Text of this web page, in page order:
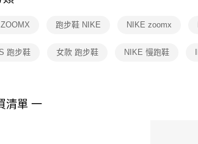
跑步鞋 NIKE NIKE zoomx
跑步鞋 女款 跑步鞋 NIKE 慢跑鞋
清單 一